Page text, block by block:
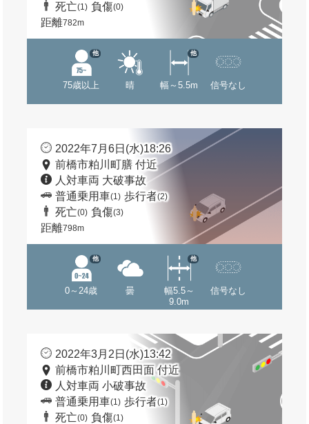
死亡(1) 負傷(0)
距離782m
75歳以上
他
晴 幅～5.5m
他
信号なし
2022年7月6日(水)18:26
前橋市粕川町膳 付近
人対車両 大破事故
普通乗用車(1) 歩行者(2)
死亡(0) 負傷(3)
距離798m
0～24歳
他
曇
幅5.5～
9.0m
他
信号なし
2022年3月2日(水)13:42
前橋市粕川町西田面 付近
人対車両 小破事故
普通乗用車(1) 歩行者(1)
死亡(0) 負傷(1)